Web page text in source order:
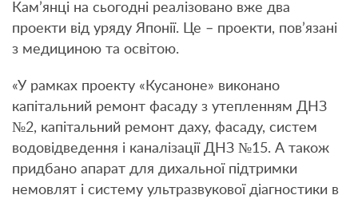
Кам’янці на сьогодні реалізовано вже два
проекти від уряду Японії. Це – проекти, пов’язані
з медициною та освітою.
«У рамках проекту «Кусаноне» виконано
капітальний ремонт фасаду з утепленням ДНЗ
№2, капітальний ремонт даху, фасаду, систем
водовідведення і каналізації ДНЗ №15. А також
придбано апарат для дихальної підтримки
немовлят і систему ультразвукової діагностики в